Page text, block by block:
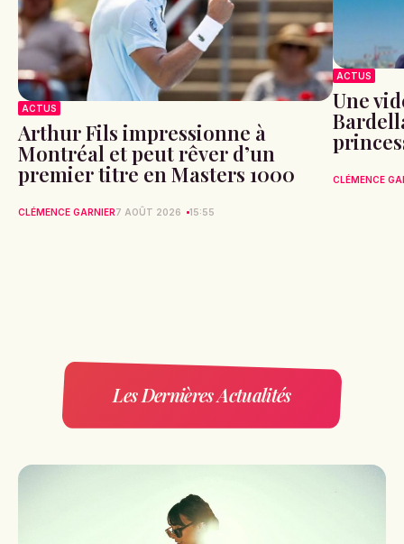
ACTUS
Arthur Fils impressionne à
Montréal et peut rêver d’un
premier titre en Masters 1000
CLÉMENCE GARNIER7 AOÛT 2026 15:55
ACTUS
Une
CLÉMENCE
Les Dernières Actualités